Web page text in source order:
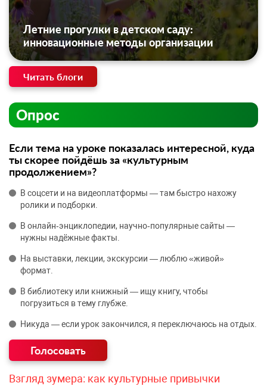
Летние прогулки в детском саду:
инновационные методы организации
Читать блоги
Опрос
Если тема на уроке показалась интересной, куда
ты скорее пойдёшь за «культурным
продолжением»?
В соцсети и на видеоплатформы — там быстро нахожу
ролики и подборки.
В онлайн‑энциклопедии, научно‑популярные сайты —
нужны надёжные факты.
На выставки, лекции, экскурсии — люблю «живой»
формат.
В библиотеку или книжный — ищу книгу, чтобы
погрузиться в тему глубже.
Никуда — если урок закончился, я переключаюсь на отдых.
Взгляд зумера: как культурные привычки